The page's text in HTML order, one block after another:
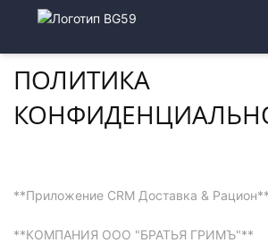
ПОЛИТИКА
**Приложение CRM Доставка & Рацион**
**КОМПАНИЯ ООО "БРАТЬЯ ГРИМЪ"**